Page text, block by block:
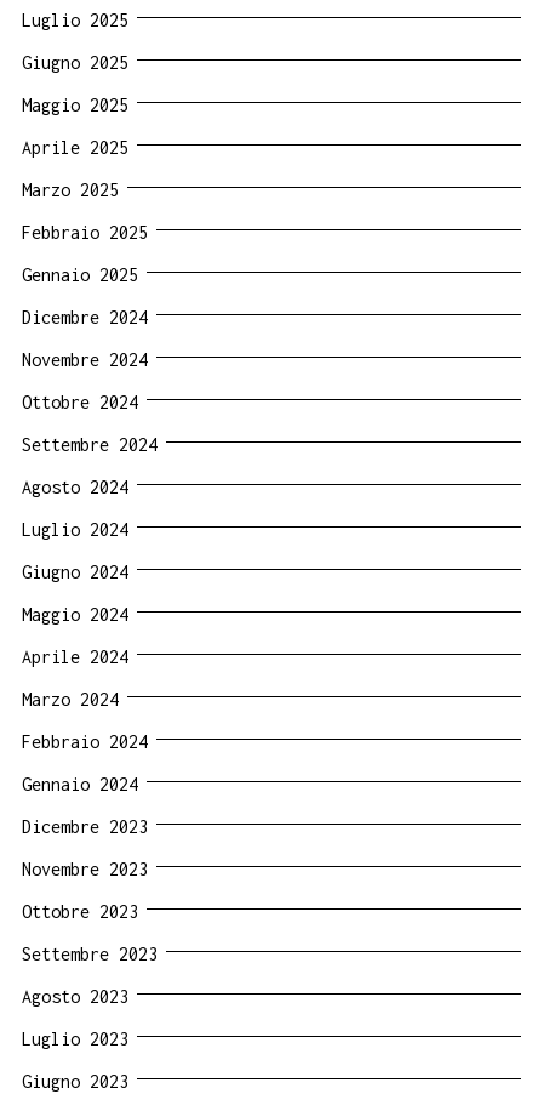
Luglio 2025
Giugno 2025
Maggio 2025
Aprile 2025
Marzo 2025
Febbraio 2025
Gennaio 2025
Dicembre 2024
Novembre 2024
Ottobre 2024
Settembre 2024
Agosto 2024
Luglio 2024
Giugno 2024
Maggio 2024
Aprile 2024
Marzo 2024
Febbraio 2024
Gennaio 2024
Dicembre 2023
Novembre 2023
Ottobre 2023
Settembre 2023
Agosto 2023
Luglio 2023
Giugno 2023